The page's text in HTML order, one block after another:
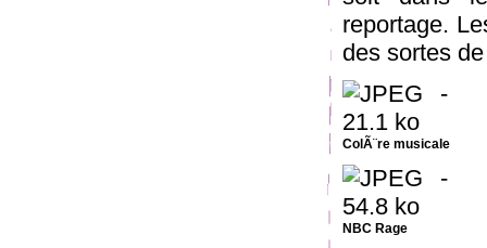
reportage.
des sortes
ColÃ¨re musicale
NBC Rage